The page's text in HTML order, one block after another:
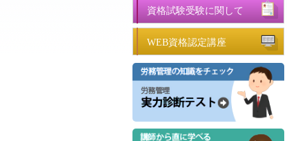
資格試験受験に関して
WEB資格認定講座